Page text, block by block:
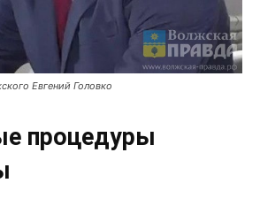
Евгений Головко
процедуры